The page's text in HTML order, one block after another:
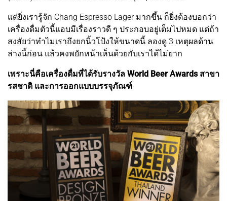
แต่ยิ่งเรารู้จัก Chang Espresso Lager มากขึ้น ก็ยิ่งต้องบอกว่า
เครื่องดื่มตัวนี้แอบมีเรื่องราวดี ๆ ประกอบอยู่เต็มไปหมด แต่ถ้า
สงสัยว่าทำไมเราถึงยกนิ้วโป้งให้ขนาดนี้ ลองดู 3 เหตุผลด้าน
ล่างนี้ก่อน แล้วคงพยักหน้าเห็นด้วยกับเราได้ไม่ยาก
เพราะนี่คือเครื่องดื่มที่ได้รับรางวัล World Beer Awards สาขา
รสชาติ และการออกแบบบรรจุภัณฑ์